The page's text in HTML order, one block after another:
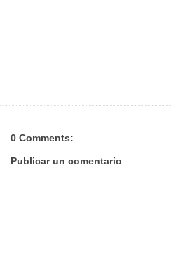
0 Comments:
Publicar un comentario